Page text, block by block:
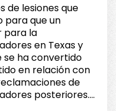
de lesiones que
para que un
para la
en Texas y
se ha convertido
en relación con
de
posteriores....